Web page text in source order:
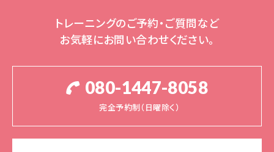
トレーニングのご予約・ご質問など
お気軽にお問い合わせください。
080-1447-8058
完全予約制（日曜除く）